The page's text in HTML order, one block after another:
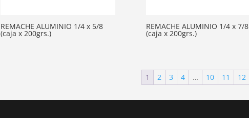
REMACHE ALUMINIO 1/4 x 5/8
(caja x 200grs.)
REMACHE ALUMINIO 1/4 x 7/8
(caja x 200grs.)
1 2 3 4 … 10 11 12